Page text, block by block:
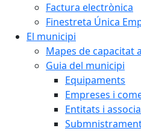
Factura electrònica
Finestreta Única
El municipi
Mapes de capacitat
Guia del municipi
Equipaments
Empreses i
Entitats i